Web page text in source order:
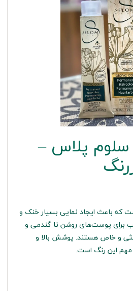
رنگ موی 6.11 سلوم پلاس –
که باعث ایجاد نمایی بسیار خنک و
برای پوست‌های روشن تا گندمی و
و خاص هستند. پوشش بالا و
مهم این رنگ است.